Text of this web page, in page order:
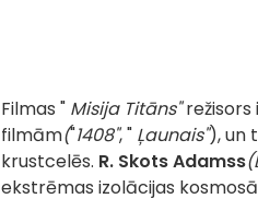
Filmas " Misija Titāns"režisors
filmām("1408", " Ļaunais"), un
krustcelēs. R. Skots Adamss
ekstrēmas izolācijas